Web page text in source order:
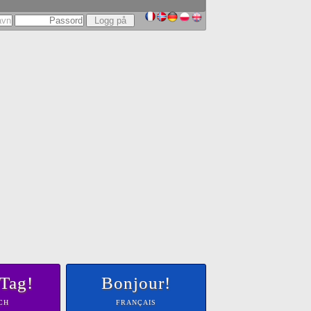
Bonjour!
FRANÇAIS
PENSION
BJORKE